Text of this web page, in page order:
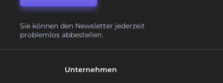
Sie können den Newsletter jederzeit
problemlos abbestellen.
Unternehmen